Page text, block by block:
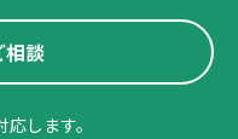
相談
します。